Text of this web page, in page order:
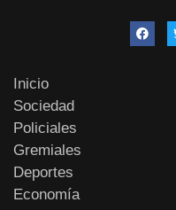
Inicio
Sociedad
Policiales
Gremiales
Deportes
Economía